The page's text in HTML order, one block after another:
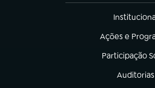
(abre em
Ações e
(abre em nova
Participação
(abre em nova
Auditorias
(abre em